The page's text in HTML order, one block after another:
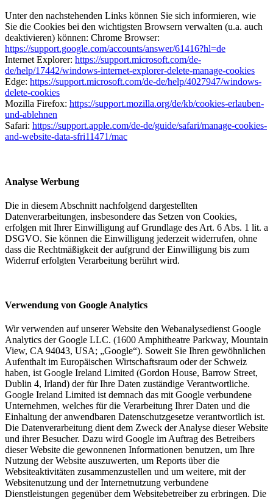
Unter den nachstehenden Links können Sie sich informieren, wie
Sie die Cookies bei den wichtigsten Browsern verwalten (u.a. auch
deaktivieren) können: Chrome Browser:
https://support.google.com/accounts/answer/61416?hl=de
Internet Explorer: https://support.microsoft.com/de-
de/help/17442/windows-internet-explorer-delete-manage-cookies
Edge: https://support.microsoft.com/de-de/help/4027947/windows-
delete-cookies
Mozilla Firefox: https://support.mozilla.org/de/kb/cookies-erlauben-
und-ablehnen
Safari: https://support.apple.com/de-de/guide/safari/manage-cookies-
and-website-data-sfri11471/mac
Analyse Werbung
Die in diesem Abschnitt nachfolgend dargestellten
Datenverarbeitungen, insbesondere das Setzen von Cookies,
erfolgen mit Ihrer Einwilligung auf Grundlage des Art. 6 Abs. 1 lit. a
DSGVO. Sie können die Einwilligung jederzeit widerrufen, ohne
dass die Rechtmäßigkeit der aufgrund der Einwilligung bis zum
Widerruf erfolgten Verarbeitung berührt wird.
Verwendung von Google Analytics
Wir verwenden auf unserer Website den Webanalysedienst Google
Analytics der Google LLC. (1600 Amphitheatre Parkway, Mountain
View, CA 94043, USA; „Google“). Soweit Sie Ihren gewöhnlichen
Aufenthalt im Europäischen Wirtschaftsraum oder der Schweiz
haben, ist Google Ireland Limited (Gordon House, Barrow Street,
Dublin 4, Irland) der für Ihre Daten zuständige Verantwortliche.
Google Ireland Limited ist demnach das mit Google verbundene
Unternehmen, welches für die Verarbeitung Ihrer Daten und die
Einhaltung der anwendbaren Datenschutzgesetze verantwortlich ist.
Die Datenverarbeitung dient dem Zweck der Analyse dieser Website
und ihrer Besucher. Dazu wird Google im Auftrag des Betreibers
dieser Website die gewonnenen Informationen benutzen, um Ihre
Nutzung der Website auszuwerten, um Reports über die
Websiteaktivitäten zusammenzustellen und um weitere, mit der
Websitenutzung und der Internetnutzung verbundene
Dienstleistungen gegenüber dem Websitebetreiber zu erbringen. Die